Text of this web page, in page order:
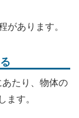
あります。
たり、物体の
す。